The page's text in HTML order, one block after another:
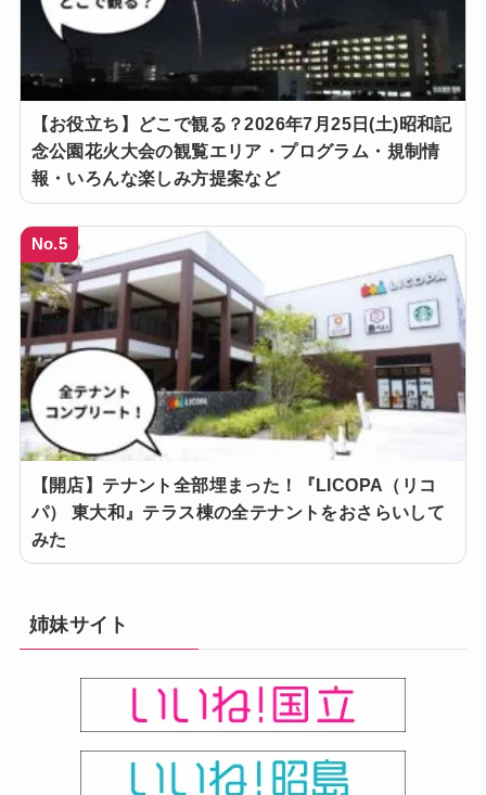
【お役立ち】どこで観る？2026年7月25日(土)昭和記
念公園花火大会の観覧エリア・プログラム・規制情
報・いろんな楽しみ方提案など
No.5
【開店】テナント全部埋まった！『LICOPA（リコ
パ） 東大和』テラス棟の全テナントをおさらいして
みた
姉妹サイト